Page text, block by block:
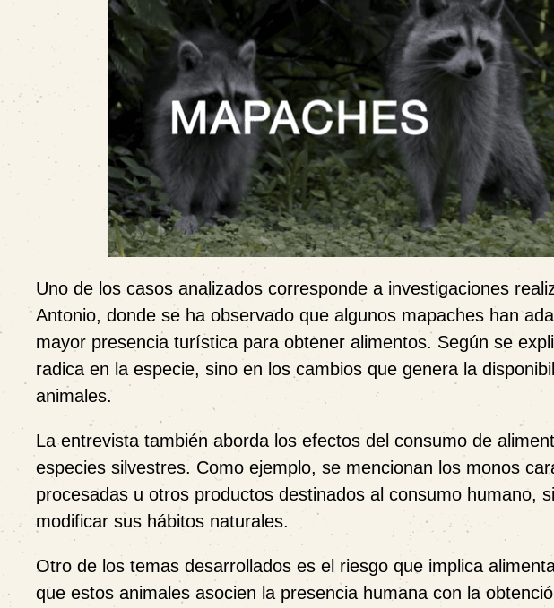
Uno de los casos analizados corresponde a investigaciones
Antonio, donde se ha observado que algunos mapaches han
mayor presencia turística para obtener alimentos. Según se
radica en la especie, sino en los cambios que genera la
animales.
La entrevista también aborda los efectos del consumo de
especies silvestres. Como ejemplo, se mencionan los monos
procesadas u otros productos destinados al consumo humano,
modificar sus hábitos naturales.
Otro de los temas desarrollados es el riesgo que implica
que estos animales asocien la presencia humana con la